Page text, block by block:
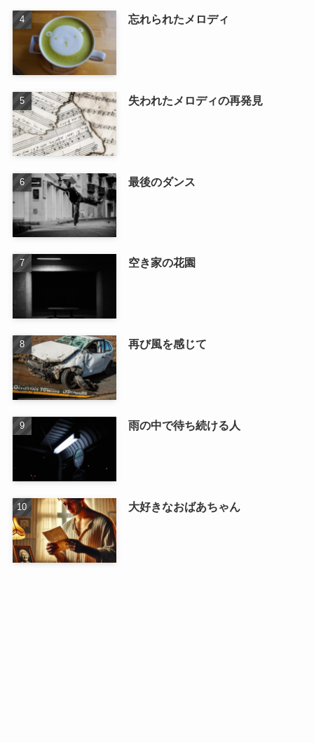
忘れられたメロディ
失われたメロディの再発見
最後のダンス
空き家の花園
再び風を感じて
雨の中で待ち続ける人
大好きなおばあちゃん